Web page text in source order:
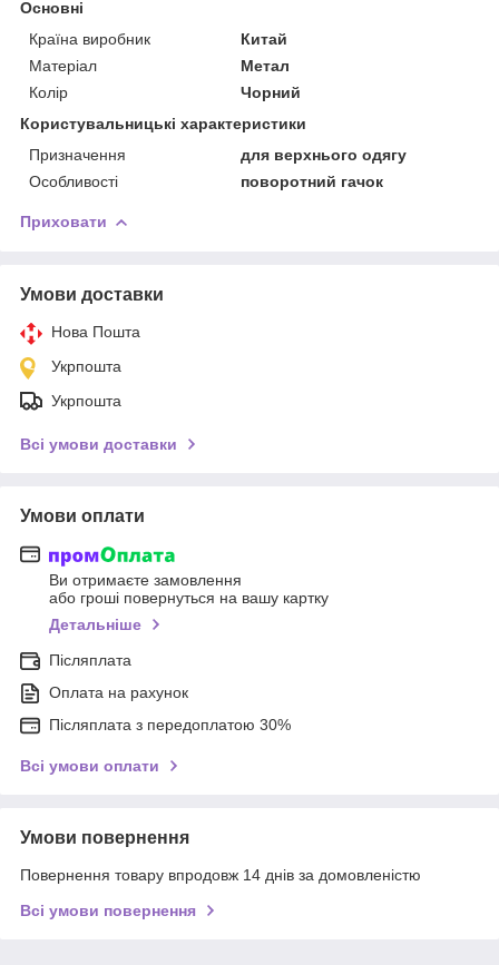
Основні
Країна виробник
Китай
Матеріал
Метал
Колір
Чорний
Користувальницькі характеристики
Призначення
для верхнього одягу
Особливості
поворотний гачок
Приховати
Умови доставки
Нова Пошта
Укрпошта
Укрпошта
Всі умови доставки
Умови оплати
Ви отримаєте замовлення
або гроші повернуться на вашу картку
Детальніше
Післяплата
Оплата на рахунок
Післяплата з передоплатою 30%
Всі умови оплати
Умови повернення
Повернення товару впродовж 14 днів за домовленістю
Всі умови повернення